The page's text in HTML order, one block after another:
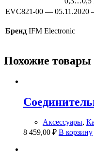
EVC821-00 — 05.11.2020
Бренд IFM Electronic
Похожие товары
Аксессуары,
8 459,00 ₽ В корзину